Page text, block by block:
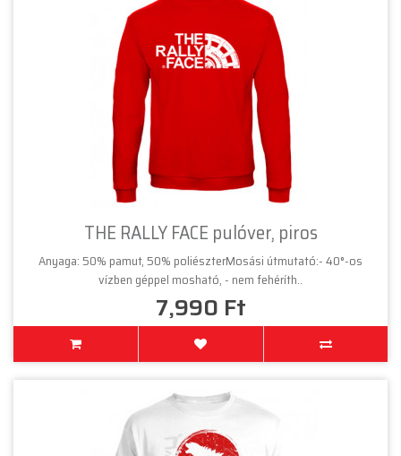
THE RALLY FACE pulóver, piros
Anyaga: 50% pamut, 50% poliészterMosási útmutató:- 40°-os
vízben géppel mosható, - nem fehéríth..
7,990 Ft